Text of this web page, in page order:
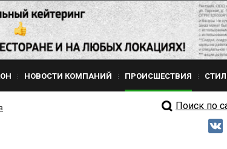
НОВОСТИ КОМПАНИЙ ПРОИСШЕСТВИЯ
Поиск по